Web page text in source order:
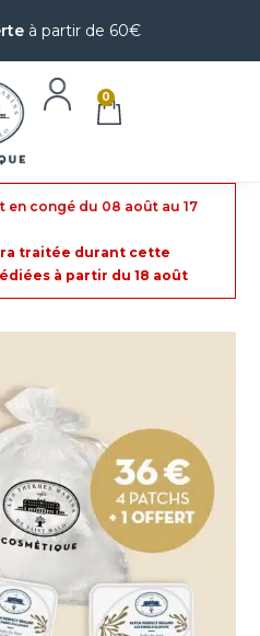
à partir de 60€
0
en congé du 08 août au 17
traitée durant cette
à partir du 18 août